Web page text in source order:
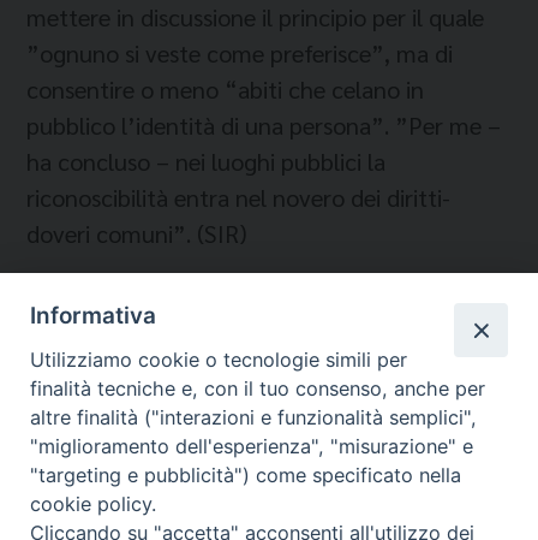
mettere in discussione il principio per il quale
”ognuno si veste come preferisce”, ma di
consentire o meno “abiti che celano in
pubblico l’identità di una persona”. ”Per me –
ha concluso – nei luoghi pubblici la
riconoscibilità entra nel novero dei diritti-
doveri comuni”. (SIR)
Informativa
Utilizziamo cookie o tecnologie simili per
finalità tecniche e, con il tuo consenso, anche per
altre finalità ("interazioni e funzionalità semplici",
"miglioramento dell'esperienza", "misurazione" e
"targeting e pubblicità") come specificato nella
cookie policy.
Cliccando su "accetta" acconsenti all'utilizzo dei